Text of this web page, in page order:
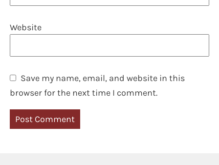
Website
Save my name, email, and website in this
browser for the next time I comment.